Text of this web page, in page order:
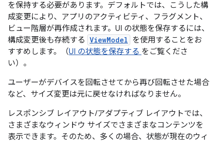
を保持する必要があります。デフォルトでは、こうした構
成変更により、アプリのアクティビティ、フラグメント、
ビュー階層が再作成されます。UI の状態を保存するには、
構成変更後も存続する ViewModel を使用することをお
すすめします。（UI の状態を保存する をご覧くださ
い）。
ユーザーがデバイスを回転させてから再び回転させた場合
など、サイズ変更は元に戻せなければなりません。
レスポンシブ レイアウト/アダプティブ レイアウトでは、
さまざまなウィンドウ サイズでさまざまなコンテンツを
表示できます。そのため、多くの場合、状態が現在のウィ